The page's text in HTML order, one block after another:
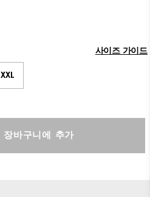
사이즈 가이드
XXL
장바구니에 추가